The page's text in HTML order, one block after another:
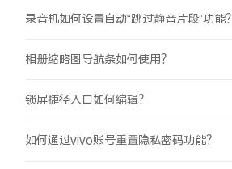
录音机如何设置自动“跳过静音片段”功能？
相册缩略图导航条如何使用？
锁屏捷径入口如何编辑？
如何通过vivo账号重置隐私密码功能？